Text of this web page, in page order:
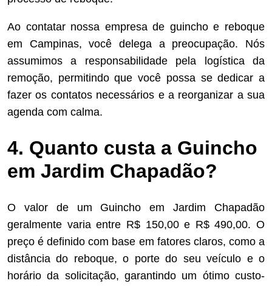
Ao contatar nossa empresa de guincho e reboque
em Campinas, você delega a preocupação. Nós
assumimos a responsabilidade pela logística da
remoção, permitindo que você possa se dedicar a
fazer os contatos necessários e a reorganizar a sua
agenda com calma.
4. Quanto custa a Guincho
em Jardim Chapadão?
O valor de um Guincho em Jardim Chapadão
geralmente varia entre R$ 150,00 e R$ 490,00. O
preço é definido com base em fatores claros, como a
distância do reboque, o porte do seu veículo e o
horário da solicitação, garantindo um ótimo custo-